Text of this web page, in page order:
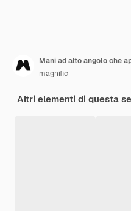
Mani ad alto angolo che
magnific
Altri elementi di questa